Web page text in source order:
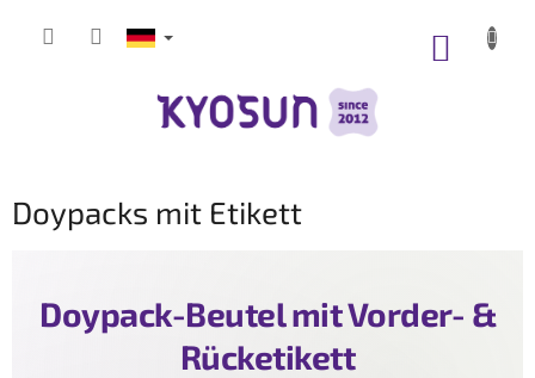
Doypacks mit Etikett
Doypack-Beutel mit Vorder- &
Rücketikett